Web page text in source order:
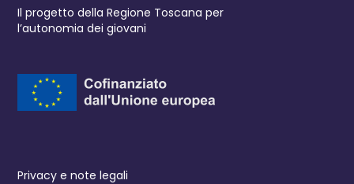
Il progetto della Regione Toscana per
l’autonomia dei giovani
Privacy e note legali